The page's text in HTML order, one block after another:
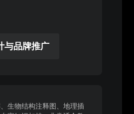
与品牌推广
生物结构注释图、地理插